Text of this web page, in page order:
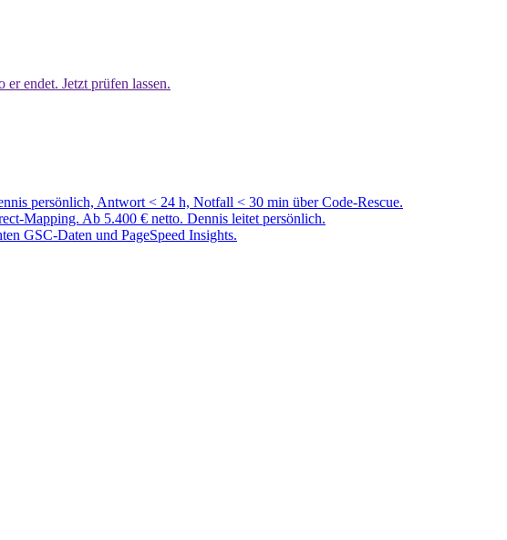
endet. Jetzt prüfen lassen.
persönlich, Antwort < 24 h, Notfall < 30 min über Code-Rescue.
Mapping. Ab 5.400 € netto. Dennis leitet persönlich.
GSC-Daten und PageSpeed Insights.